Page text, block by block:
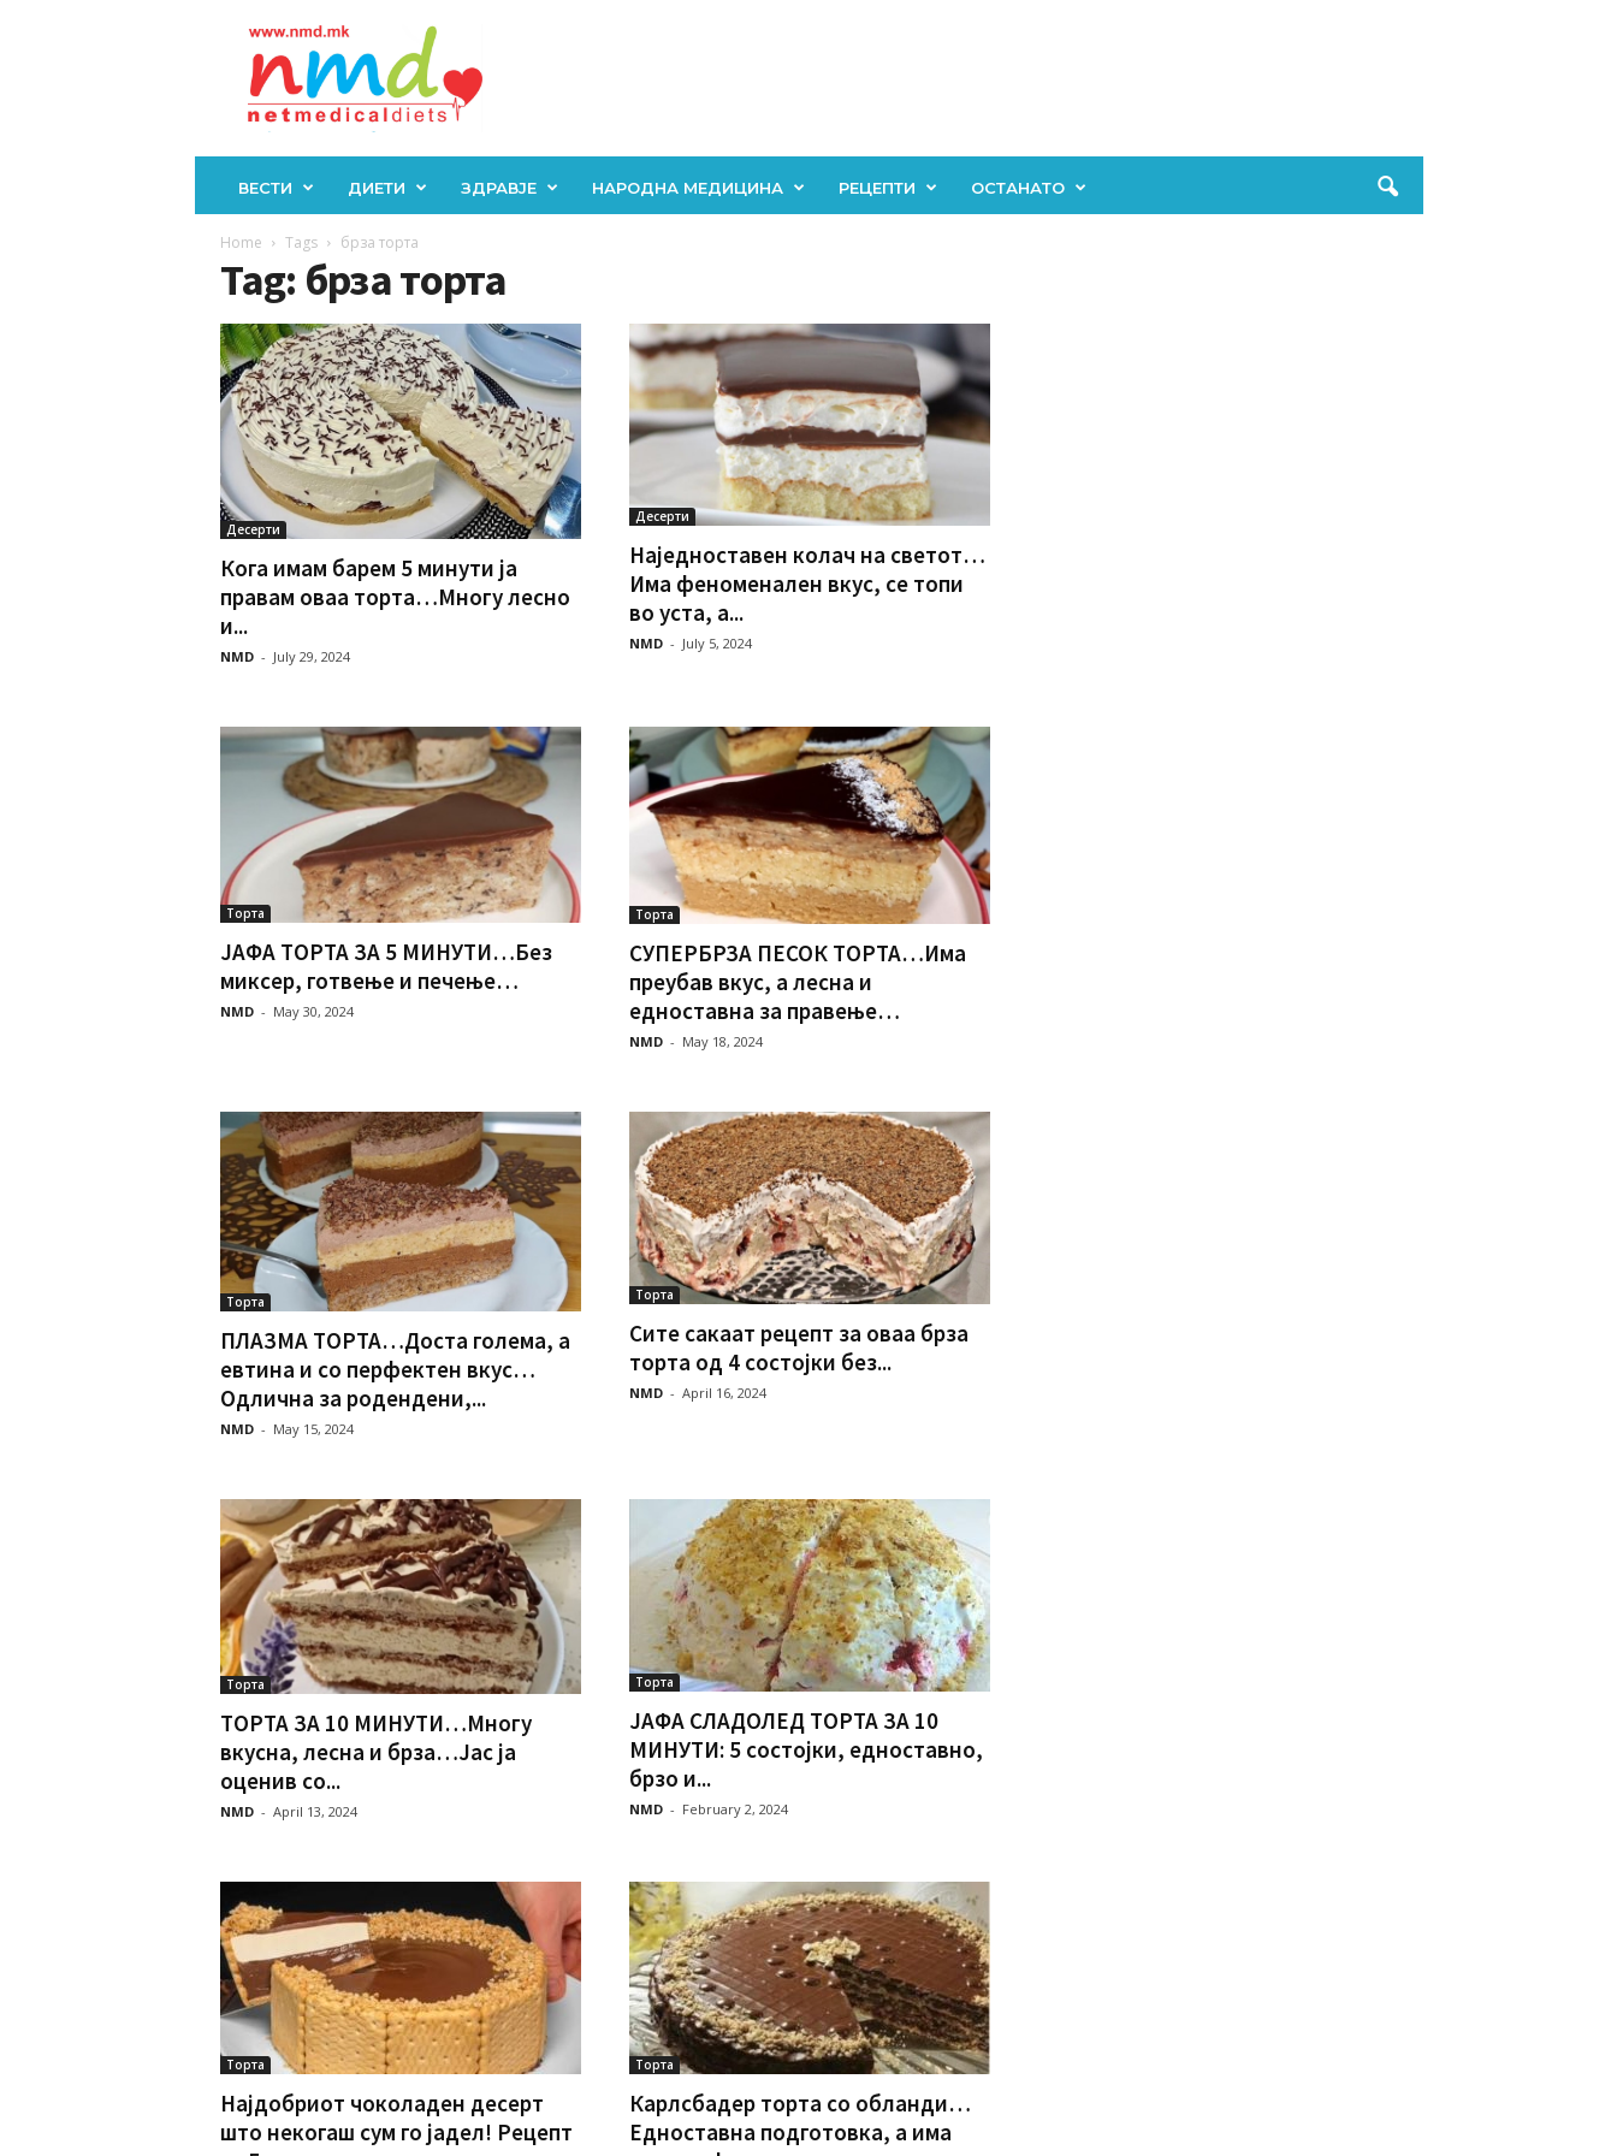
ВЕСТИ ДИЕТИ ЗДРАВЈЕ НАРОДНА МЕДИЦИНА РЕЦЕПТИ ОСТАНАТО
Home Tags брза торта
Tag: брза торта
Десерти
Кога имам барем 5 минути ја
правам оваа торта…Многу лесно
и...
NMD - July 29, 2024
Десерти
Наједноставен колач на светот…
Има феноменален вкус, се топи
во уста, а...
NMD - July 5, 2024
Торта
ЈАФА ТОРТА ЗА 5 МИНУТИ…Без
миксер, готвење и печење…
NMD - May 30, 2024
Торта
СУПЕРБРЗА ПЕСОК ТОРТА…Има
преубав вкус, а лесна и
едноставна за правење…
NMD - May 18, 2024
Торта
ПЛАЗМА ТОРТА…Доста голема, а
евтина и со перфектен вкус…
Одлична за родендени,...
NMD - May 15, 2024
Торта
Сите сакаат рецепт за оваа брза
торта од 4 состојки без...
NMD - April 16, 2024
Торта
ТОРТА ЗА 10 МИНУТИ…Многу
вкусна, лесна и брза…Јас ја
оценив со...
NMD - April 13, 2024
Торта
ЈАФА СЛАДОЛЕД ТОРТА ЗА 10
МИНУТИ: 5 состојки, едноставно,
брзо и...
NMD - February 2, 2024
Торта
Најдобриот чоколаден десерт
што некогаш сум го јадел! Рецепт
Торта
Карлсбадер торта со обланди…
Едноставна подготовка, а има